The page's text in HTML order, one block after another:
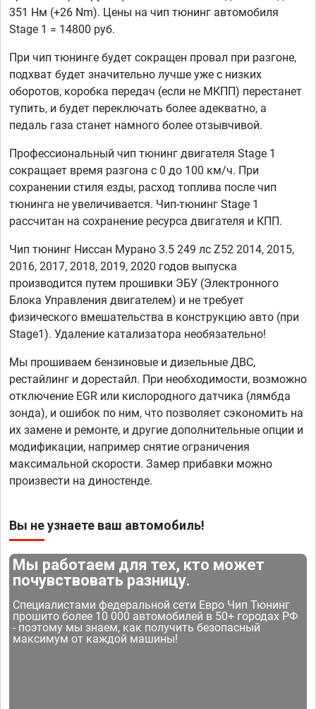
351 Нм (+26 Nm). Цены на чип тюнинг автомобиля
Stage 1 = 14800 руб.
При чип тюнинге будет сокращен провал при разгоне,
подхват будет значительно лучше уже с низких
оборотов, коробка передач (если не МКПП) перестанет
тупить, и будет переключать более адекватно, а
педаль газа станет намного более отзывчивой.
Профессиональный чип тюнинг двигателя Stage 1
сокращает время разгона с 0 до 100 км/ч. При
сохранении стиля езды, расход топлива после чип
тюнинга не увеличивается. Чип-тюнинг Stage 1
рассчитан на сохранение ресурса двигателя и КПП.
Чип тюнинг Ниссан Мурано 3.5 249 лс Z52 2014, 2015,
2016, 2017, 2018, 2019, 2020 годов выпуска
производится путем прошивки ЭБУ (Электронного
Блока Управления двигателем) и не требует
физического вмешательства в конструкцию авто (при
Stage1). Удаление катализатора необязательно!
Мы прошиваем бензиновые и дизельные ДВС,
рестайлинг и дорестайл. При необходимости, возможно
отключение EGR или кислородного датчика (лямбда
зонда), и ошибок по ним, что позволяет сэкономить на
их замене и ремонте, и другие дополнительные опции и
модификации, например снятие ограничения
максимальной скорости. Замер прибавки можно
произвести на диностенде.
Вы не узнаете ваш автомобиль!
Мы работаем для тех, кто может
почувствовать разницу.
Специалистами федеральной сети Евро Чип Тюнинг
прошито более 10 000 автомобилей в 50+ городах РФ
- поэтому мы знаем, как получить безопасный
максимум от каждой машины!